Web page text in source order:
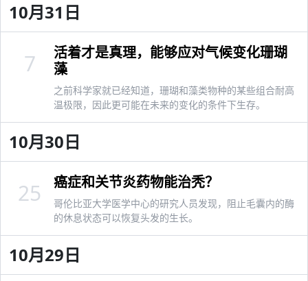
10月31日
活着才是真理，能够应对气候变化珊瑚
藻
之前科学家就已经知道，珊瑚和藻类物种的某些组合耐高
温极限，因此更可能在未来的变化的条件下生存。
7
10月30日
癌症和关节炎药物能治秃？
哥伦比亚大学医学中心的研究人员发现，阻止毛囊内的酶
的休息状态可以恢复头发的生长。
25
10月29日